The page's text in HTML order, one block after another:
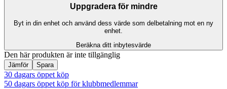
Uppgradera för mindre
Byt in din enhet och använd dess värde som delbetalning mot en ny
enhet.
Beräkna ditt inbytesvärde
Den här produkten är inte tillgänglig
Jämför Spara
30 dagars öppet köp
50 dagars öppet köp för klubbmedlemmar